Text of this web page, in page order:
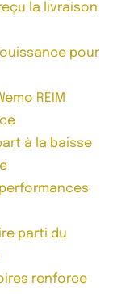
la livraison
pour
REIM
à la baisse
parti du
renforce